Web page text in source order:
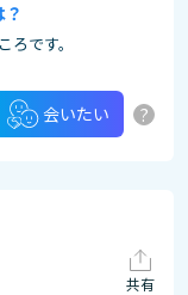
です。
会いたい ?
共有